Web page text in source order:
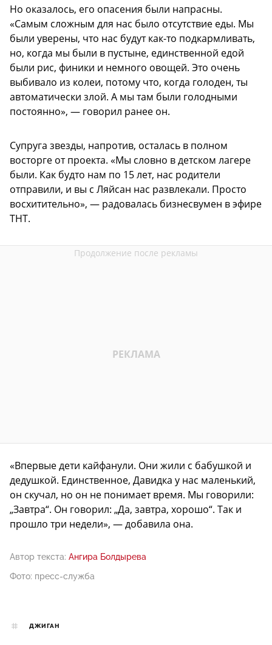
Но оказалось, его опасения были напрасны.
«Самым сложным для нас было отсутствие еды. Мы
были уверены, что нас будут как-то подкармливать,
но, когда мы были в пустыне, единственной едой
были рис, финики и немного овощей. Это очень
выбивало из колеи, потому что, когда голоден, ты
автоматически злой. А мы там были голодными
постоянно», — говорил ранее он.
Супруга звезды, напротив, осталась в полном
восторге от проекта. «Мы словно в детском лагере
были. Как будто нам по 15 лет, нас родители
отправили, и вы с Ляйсан нас развлекали. Просто
восхитительно», — радовалась бизнесвумен в эфире
ТНТ.
«Впервые дети кайфанули. Они жили с бабушкой и
дедушкой. Единственное, Давидка у нас маленький,
он скучал, но он не понимает время. Мы говорили:
„Завтра“. Он говорил: „Да, завтра, хорошо“. Так и
прошло три недели», — добавила она.
Автор текста: Ангира Болдырева
Фото: пресс-служба
ДЖИГАН